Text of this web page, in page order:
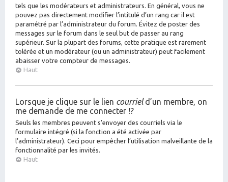
tels que les modérateurs et administrateurs. En général, vous ne
pouvez pas directement modifier l’intitulé d’un rang car il est
paramétré par l’administrateur du forum. Évitez de poster des
messages sur le forum dans le seul but de passer au rang
supérieur. Sur la plupart des forums, cette pratique est rarement
tolérée et un modérateur (ou un administrateur) peut facilement
abaisser votre compteur de messages.
Haut
Lorsque je clique sur le lien courrield’un membre, on
me demande de me connecter !?
Seuls les membres peuvent s’envoyer des courriels via le
formulaire intégré (si la fonction a été activée par
l’administrateur). Ceci pour empêcher l’utilisation malveillante de la
fonctionnalité par les invités.
Haut